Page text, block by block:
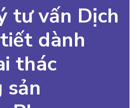
tư vấn Dịch
dành
thác
sản